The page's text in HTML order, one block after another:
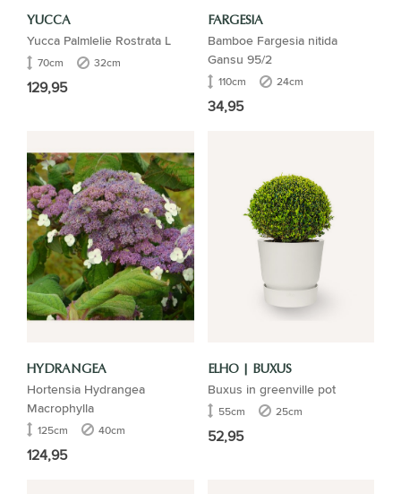
YUCCA
Yucca Palmlelie Rostrata L
70cm 32cm
129,95
FARGESIA
Bamboe Fargesia nitida
Gansu 95/2
110cm 24cm
34,95
HYDRANGEA
Hortensia Hydrangea
Macrophylla
125cm 40cm
124,95
ELHO | BUXUS
Buxus in greenville pot
55cm 25cm
52,95